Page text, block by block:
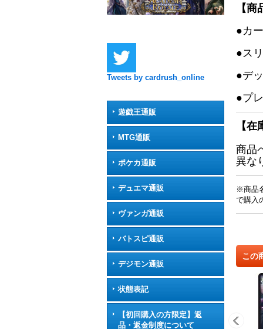
Tweets by cardrush_online
遊戯王通販
MTG通販
ポケカ通販
デュエマ通販
ヴァンガ通販
バトスピ通販
デジモン通販
状態表記
【初回購入の方限定】返
品・返金制度について
【
●カ
●ス
●デ
●プ
【
商品
異な
※商品
で購入
この